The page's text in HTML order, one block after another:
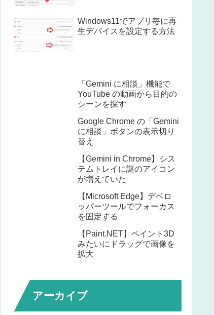
Windows11でアプリ毎に再
生デバイスを設定する方法
「Gemini に相談」機能で
YouTube の動画から目的の
シーンを探す
Google Chrome の「Gemini
に相談」ボタンの表示切り
替え
【Gemini in Chrome】シス
テムトレイに謎のアイコン
が増えていた
【Microsoft Edge】デベロ
ッパーツールでフォーカス
を固定する
【Paint.NET】ペイント3D
みたいにドラッグで画像を
拡大
アーカイブ